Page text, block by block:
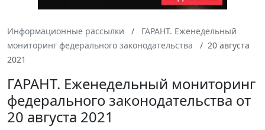
Информационные рассылки
ГАРАНТ. Еженедельный
мониторинг федерального законодательства
20 августа
2021
ГАРАНТ. Еженедельный мониторинг
федерального законодательства от
20 августа 2021